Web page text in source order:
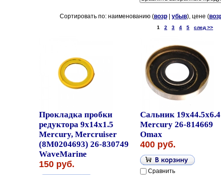
Сортировать по: наименованию (возр| убыв), цене (
1 2 3 4 5 след >>
Прокладка пробки
редуктора 9x14x1.5
Mercury, Mercruiser
(8M0204693) 26-830749
WaveMarine
150 руб.
Сальник 19x44.5x6.4
Mercury 26-814669
Omax
400 руб.
Сравнить